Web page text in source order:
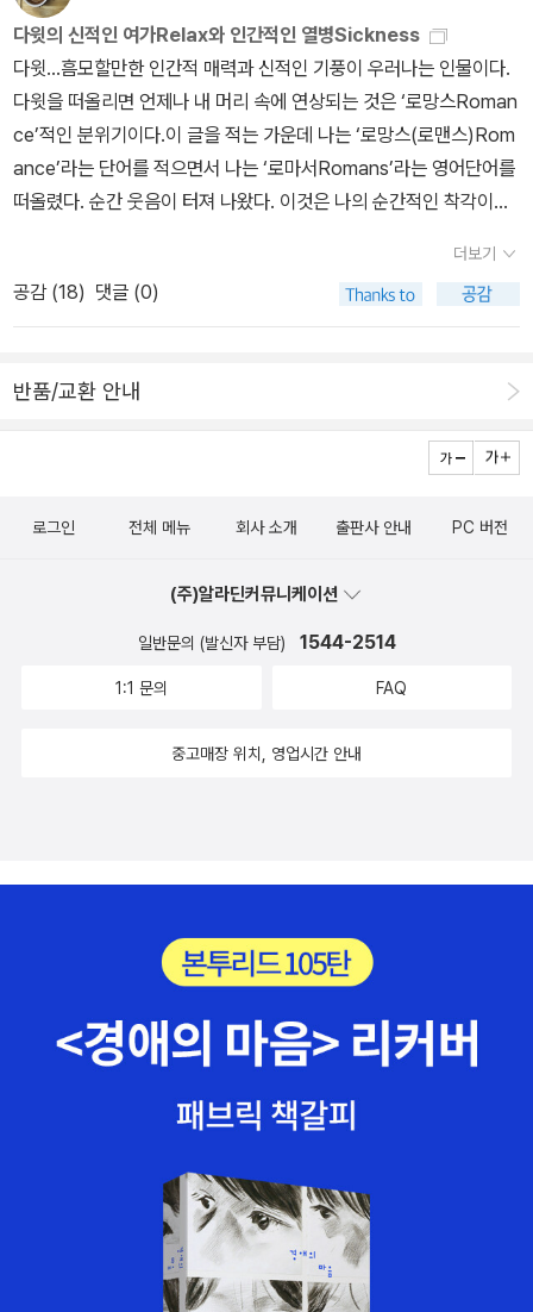
로 끝나는 여정, 곧 예수의 제자 된 그리스도인의 인생이 아닐까. 비
록 이 15편은 히브리 순례자들이 성지인 예루살렘으로 가는 여정 중
에 순서대로 불렀던 노래로 보이지만, 영적 이스라엘인 우리는 충분
히 이 본문을 그리스도인의 인생 전체로 확장시켜 해석할 수 있을 것
이다. 모두 하나님을 향한 여정이기 때문이다.15개의 키워드 중에
서 내게 가장 와 닿아 새롭게 깨달아진 단어는 '공동체'였다. 사적
인 복음의 한계와 그 폐단을 절실히 알게 된 이후 복음의 공공성을 향
한 나의 생각은 탄력을 받기 시작했었다. 이는 곧 하나님나라의 두 기
둥인 정의와 공의에 대한 이해와, 그것들을 실현하기 위해 그리스도
했다. 기독교에서 공동체가 가지는 의미를 모르지도 않았음에도, 나
의 실천 등에 머물렀다. 그리고 그러한 질문을 던지는 나는 언제나 홀
로 고립되어 외로워하며 고뇌하고 있었다. 아마도 기존 장로교가 주
축이 된 한인 교회 시스템 안에서 겪은 갈등과 상처가 한 몫을 톡톡
된 듯한, 이 모순적인 나의 삶이 이 책을 읽으면서 그 윤곽을 보다 명
님은 결코 사적이고 비밀스런 구원을 베푸시지 않는다', '우리는 어떻
게 믿음의 공동체 안에서 살아갈 수 있을까? 하는 질문을 던져야 한
음의 사람들은 언제나 공동체의 일원이다. 창조는 공동체가 생기
가 주고받는 관계는 훨씬 깊어질 것이다.'왜 난 하나님을 향한 여
뢰와 소망을 가지고 홀로 묵묵히 걸어가야 한다고 여겼던 것일
까. 왜 난 나도 모르게 고독한 철학자나 구도자의 모습으로 철저하
게 홀로 구원에 이르는 길을 걸어가야 한다고 여겨왔던 것일까. 분
명 구약의 이스라엘 역사를 봐도, 신약의 초대교회를 들여다 봐도, 모
를 맺으셨는데도 말이다. 물론 일대일로 하나님의 살아계심을 본인
의 이야기에 담겨 있는 수많은 사례들과의 공통점을 발견해내
는 것, 그리고 본인의 삶에서 세상의 삶과 예수의 삶 사이에서 선택
의 기로에 섰을 때 가장 중요한 부분은 다른 사람이 아닌 자신의 믿음
과 결단일 것이다. 그러나 생각이 여기에서 멈추면 안 된다. 공동체
진다. 그러한 식욕과 갈증은 예배 시간 밖으로 흘러 넘쳐 주중까지 스
며든다. 그리하여 한 주 내내 평안하기를 바라는 갈망으로 표현된다.
우리의 일상적인 필요가 예배 행위에 의해 바뀐 것이다. … 우리의 궁
극적 필요는 어느새, 하나님의 형상으로 창조된 피조물의 존엄성에
걸맞게 바뀐다. 우리는 이제 평안을 구한다.- P57
다윗의 신적인 여가Relax와 인간적인 열병Sickness
다윗…흠모할만한 인간적 매력과 신적인 기풍이 우러나는 인물이다.
다윗을 떠올리면 언제나 내 머리 속에 연상되는 것은 ‘로망스Roman
ce’적인 분위기이다.이 글을 적는 가운데 나는 ‘로망스(로맨스)Rom
ance’라는 단어를 적으면서 나는 ‘로마서Romans’라는 영어단어를
떠올렸다. 순간 웃음이 터져 나왔다. 이것은 나의 순간적인 착각이었
을 하는가 싶었다. 그러나 가만히 돌아보면 이 ‘다윗: 현실에 뿌리 박
힌 영성’이라는 책의 분위기를 이야기해주는 것이 아닐까 생각해 본
다. 그것은 ‘다윗’에 대한 성경적인, 신학적인 분위기에 대한 색채가
슨이 이끈다는 것이다. 푸른 초원 가운데 양 떼들을 방류해놓고 자신
악가의 자질들을 충분히 그리고 유감없이 발휘하는 면모이다. 그러나
에 한 소절의 노래와 시가 노닐만한 구석과 공간은 많았을 것이다. 하
하면서 늘 경계심을 늦출 수가 없었다. 그는 맹수의 위협으로부터 양
들을 지켜내야 할 목자의 책임이 있었기 때문이었다. 이러한 다윗의
다. 그러기에 다윗에겐 ‘로망스’적인 요소가 다분하면서도 동시에 끊
여가relax의 축과 인간적인 열병sickness의 축이라는 구도로 잡아
자.다윗은 앞에서 말한 것처럼 무릉도원에 누워 풍요를 노래하며 풍
류를 즐길 줄 아는, 한없이 여유로운 인물이었다. 그는 낭만적인 인물
발견할 수 있는 여유가 존재하였던 인물이었다. 그러한 다윗의 다윗
됨은 모두 신적인 경유를 가진다. 그의 삶은 바로 ‘하나님과의 끊임없
는 대면함’ 이었기 때문이다. 그러기에 그의 삶은 ‘신적theistic’이라
명명할 수 있겠다. 다윗의 하나님중심적인 삶의 정점을 보여주는 대
목은 바로 ‘골리앗’사건이다. 다윗은 ‘상황적인 광야’로 늘 내몰리지만
그 가운데 그가 더욱 건재할 수 있었던 것은 바로 ‘하나님을 추구하는
것’이 있었기 때문이었다. 개인적으로 다윗을 더욱 높이 평가하는 것
은 그가 다른 성경의 위인들과는 대별되는 ‘시와 음악’이라는 예술적
인, 문학적인 요소를 소유하였다는 것이다. 시편의 무수한 시들이 그
더보기
공감 (18) 댓글 (0)
반품/교환 안내
로그인 전체 메뉴 회사 소개 출판사 안내 PC 버전
(주)알라딘커뮤니케이션
일반문의 (발신자 부담) 1544-2514
1:1 문의 FAQ
중고매장 위치, 영업시간 안내